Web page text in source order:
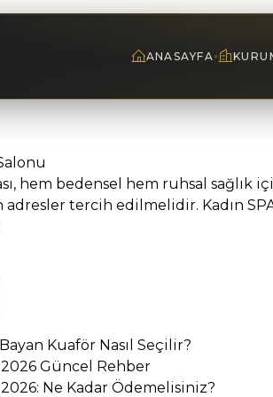
ANASAYFA
hem bedensel hem ruhsal
tercih edilmelidir. Kadın
Kuaför Nasıl Seçilir?
Güncel Rehber
Ne Kadar Ödemelisiniz?